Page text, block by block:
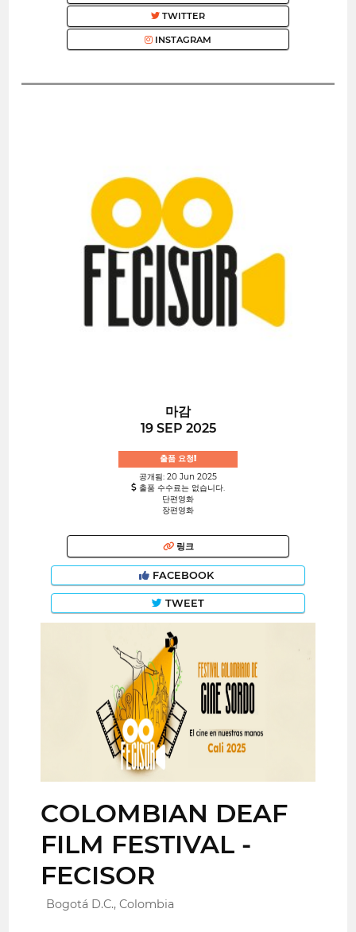
TWITTER
INSTAGRAM
마감
19 SEP 2025
출품 요청!
공개됨: 20 Jun 2025
출품 수수료는 없습니다.
단편영화
장편영화
링크
FACEBOOK
TWEET
COLOMBIAN DEAF
FILM FESTIVAL -
FECISOR
Bogotá D.C., Colombia